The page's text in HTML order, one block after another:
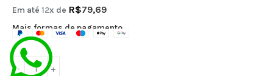
Em até 12x de R$79,69
Mais formas de pagamento